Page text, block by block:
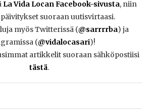
La Vida Locan Facebook-sivusta, niin
päivitykset suoraan uutisvirtaasi.
myös Twitterissä (@sarrrrba) ja
(@vidalocasari)!
artikkelit suoraan sähköpostiisi
tästä.